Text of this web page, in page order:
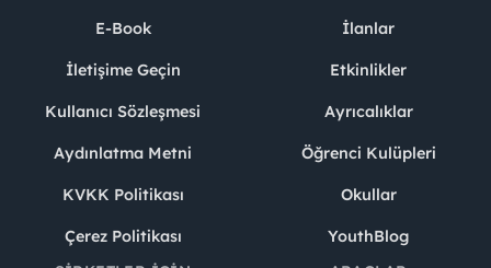
E-Book
İletişime Geçin
Kullanıcı Sözleşmesi
Aydınlatma Metni
KVKK Politikası
Çerez Politikası
İlanlar
Etkinlikler
Ayrıcalıklar
Öğrenci Kulüpleri
Okullar
YouthBlog